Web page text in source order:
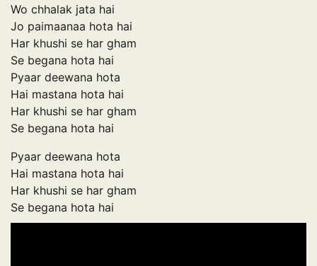
Wo chhalak jata hai
Jo paimaanaa hota hai
Har khushi se har gham
Se begana hota hai
Pyaar deewana hota
Hai mastana hota hai
Har khushi se har gham
Se begana hota hai
Pyaar deewana hota
Hai mastana hota hai
Har khushi se har gham
Se begana hota hai